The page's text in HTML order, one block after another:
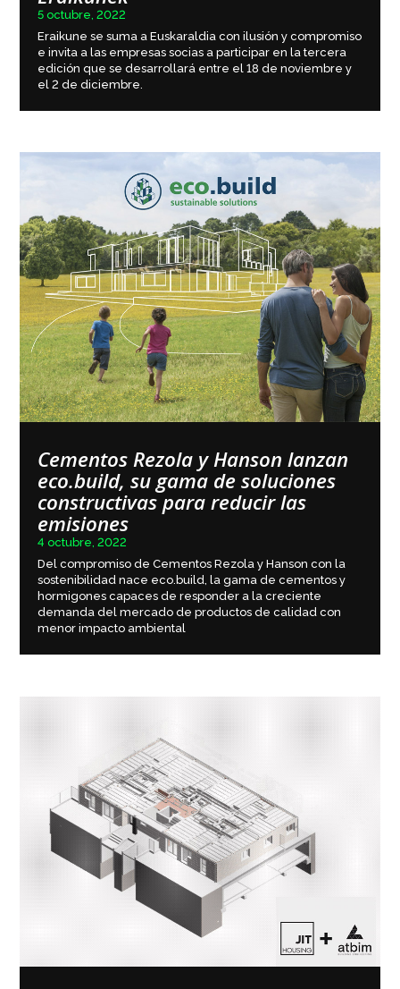
5 octubre, 2022
Eraikune se suma a Euskaraldia con ilusión y compromiso
e invita a las empresas socias a participar en la tercera
edición que se desarrollará entre el 18 de noviembre y
el 2 de diciembre.
Cementos Rezola y Hanson lanzan
eco.build, su gama de soluciones
constructivas para reducir las
emisiones
4 octubre, 2022
Del compromiso de Cementos Rezola y Hanson con la
sostenibilidad nace eco.build, la gama de cementos y
hormigones capaces de responder a la creciente
demanda del mercado de productos de calidad con
menor impacto ambiental